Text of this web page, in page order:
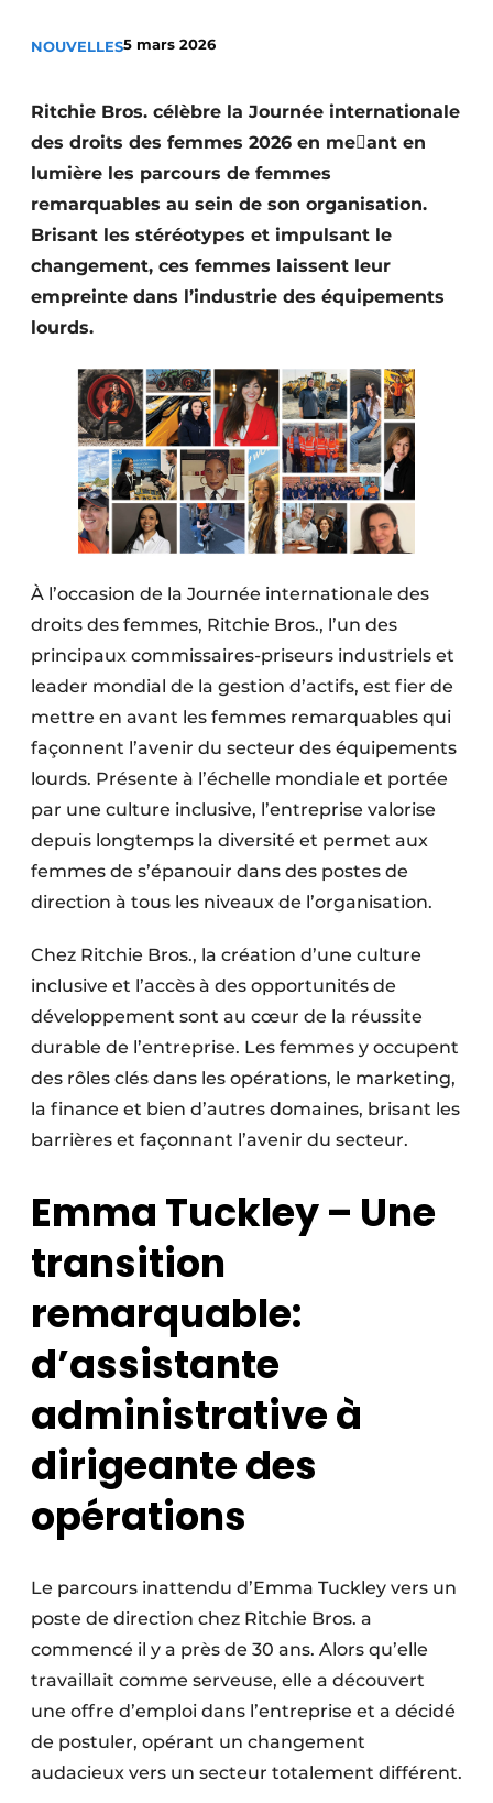
Construction bois
Contrôle d’accès
Éclairage
Fondations
Façades
Géotextiles
Infrastructures souterraines et égouttage
Protection solaire
Sécurité incendie
Software
Techniques ferroviaires
Travaux ferroviaires
NOUVELLES5 mars 2026
Ritchie Bros. célèbre la Journée internationale
des droits des femmes 2026 en me􏰁ant en
lumière les parcours de femmes
remarquables au sein de son organisation.
Brisant les stéréotypes et impulsant le
changement, ces femmes laissent leur
empreinte dans l’industrie des équipements
lourds.
À l’occasion de la Journée internationale des
droits des femmes, Ritchie Bros., l’un des
principaux commissaires-priseurs industriels et
leader mondial de la gestion d’actifs, est fier de
mettre en avant les femmes remarquables qui
façonnent l’avenir du secteur des équipements
lourds. Présente à l’échelle mondiale et portée
par une culture inclusive, l’entreprise valorise
depuis longtemps la diversité et permet aux
femmes de s’épanouir dans des postes de
direction à tous les niveaux de l’organisation.
Chez Ritchie Bros., la création d’une culture
inclusive et l’accès à des opportunités de
développement sont au cœur de la réussite
durable de l’entreprise. Les femmes y occupent
des rôles clés dans les opérations, le marketing,
la finance et bien d’autres domaines, brisant les
barrières et façonnant l’avenir du secteur.
Emma Tuckley – Une
transition
remarquable:
d’assistante
administrative à
dirigeante des
opérations
Le parcours inattendu d’Emma Tuckley vers un
poste de direction chez Ritchie Bros. a
commencé il y a près de 30 ans. Alors qu’elle
travaillait comme serveuse, elle a découvert
une offre d’emploi dans l’entreprise et a décidé
de postuler, opérant un changement
audacieux vers un secteur totalement différent.